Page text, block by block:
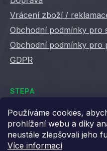
Používáme cookies,
prohlížení webu a díky
neustále zlepšovali jeho
Více informací
Vrácení zboží /
Obchodní podmínky pro
Obchodní podmínky pro
GDPR
STEPA
Kontakty
Kariéra ve Stepě
Věrnostní slevy